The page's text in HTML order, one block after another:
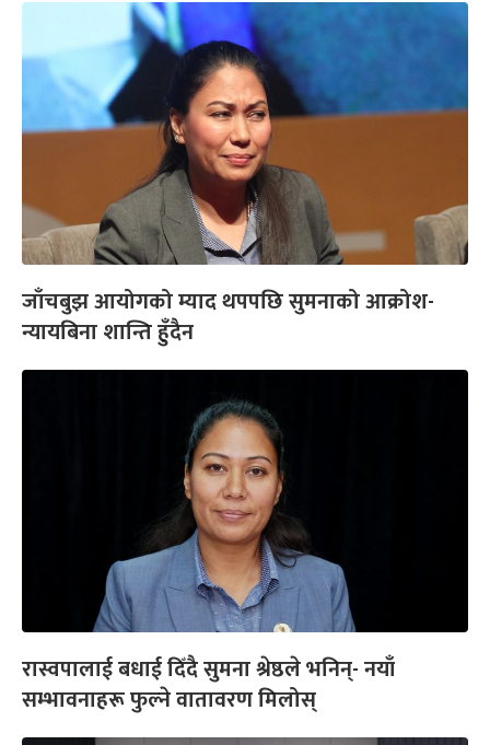
जाँचबुझ आयोगको म्याद थपपछि सुमनाको आक्रोश-
न्यायबिना शान्ति हुँदैन
रास्वपालाई बधाई दिँदै सुमना श्रेष्ठले भनिन्- नयाँ
सम्भावनाहरू फुल्ने वातावरण मिलोस्